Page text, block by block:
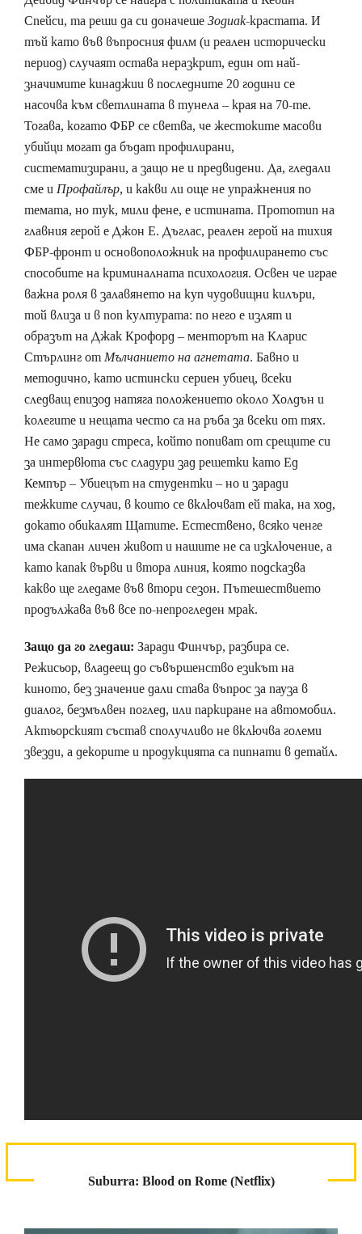
Спейси, та реши да си доначешеЗодиак-крастата. И
тъй като във въпросния филм (и реален исторически
период) случаят остава неразкрит, един от най-
значимите кинаджии в последните 20 години се
насочва към светлината в тунела – края на 70-те.
Тогава, когато ФБР се светва, че жестоките масови
убийци могат да бъдат профилирани,
систематизирани, а защо не и предвидени. Да, гледали
сме иПрофайлър, и какви ли още не упражнения по
темата, но тук, мили фене, е истината. Прототип на
главния герой е Джон Е. Дъглас, реален герой на тихия
ФБР-фронт и основоположник на профилирането със
способите на криминалната психология. Освен че играе
важна роля в залавянето на куп чудовищни килъри,
той влиза и в поп културата: по него е излят и
образът на Джак Крофорд – менторът на Кларис
Стърлинг отМълчанието на агнетата. Бавно и
методично, като истински сериен убиец, всеки
следващ епизод натяга положението около Холдън и
колегите и нещата често са на ръба за всеки от тях.
Не само заради стреса, който попиват от срещите си
за интервюта със сладури зад решетки като Ед
Кемпър – Убиецът на студентки – но и заради
тежките случаи, в които се включват ей така, на ход,
докато обикалят Щатите. Естествено, всяко ченге
има скапан личен живот и нашите не са изключение, а
като капак върви и втора линия, която подсказва
какво ще гледаме във втори сезон. Пътешествието
продължава във все по-непрогледен мрак.
Защо да го гледаш: Заради Финчър, разбира се.
Режисьор, владеещ до съвършенство езикът на
киното, без значение дали става въпрос за пауза в
диалог, безмълвен поглед, или паркиране на автомобил.
Актьорският състав сполучливо не включва големи
звезди, а декорите и продукцията са пипнати в детайл.
Suburra: Blood on Rome (Netflix)